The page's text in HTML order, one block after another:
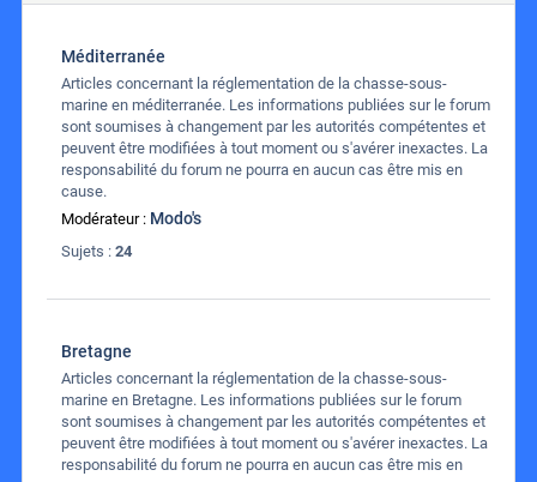
Méditerranée
Articles concernant la réglementation de la chasse-sous-
marine en méditerranée. Les informations publiées sur le forum
sont soumises à changement par les autorités compétentes et
peuvent être modifiées à tout moment ou s'avérer inexactes. La
responsabilité du forum ne pourra en aucun cas être mis en
cause.
Modérateur : Modo's
Sujets : 24
Bretagne
Articles concernant la réglementation de la chasse-sous-
marine en Bretagne. Les informations publiées sur le forum
sont soumises à changement par les autorités compétentes et
peuvent être modifiées à tout moment ou s'avérer inexactes. La
responsabilité du forum ne pourra en aucun cas être mis en